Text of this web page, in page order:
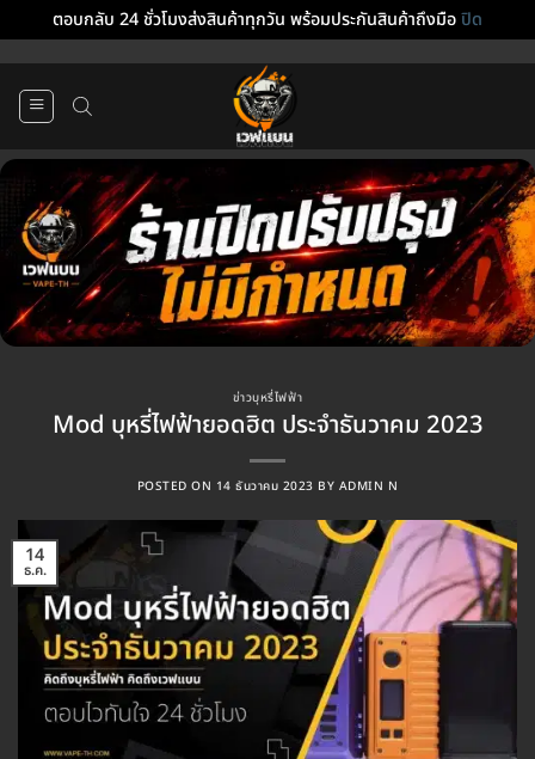
ตอบกลับ 24 ชั่วโมงส่งสินค้าทุกวัน พร้อมประกันสินค้าถึงมือปิด
ข่าวบุหรี่ไฟฟ้า
Mod บุหรี่ไฟฟ้ายอดฮิต ประจำธันวาคม 2023
POSTED ON 14 ธันวาคม 2023 BY ADMIN N
14
ธ.ค.